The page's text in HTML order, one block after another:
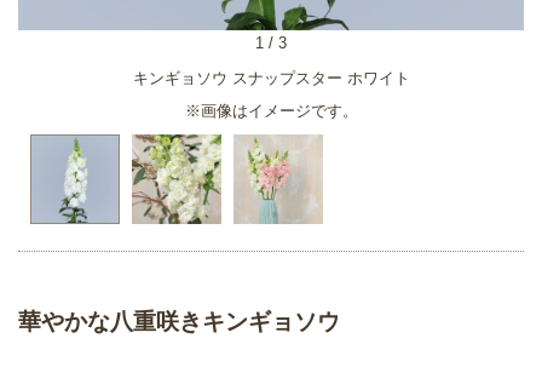
キンギョソウ スナップスター ホワイト
※画像はイメージです。
1 / 3
華やかな八重咲きキンギョソウ